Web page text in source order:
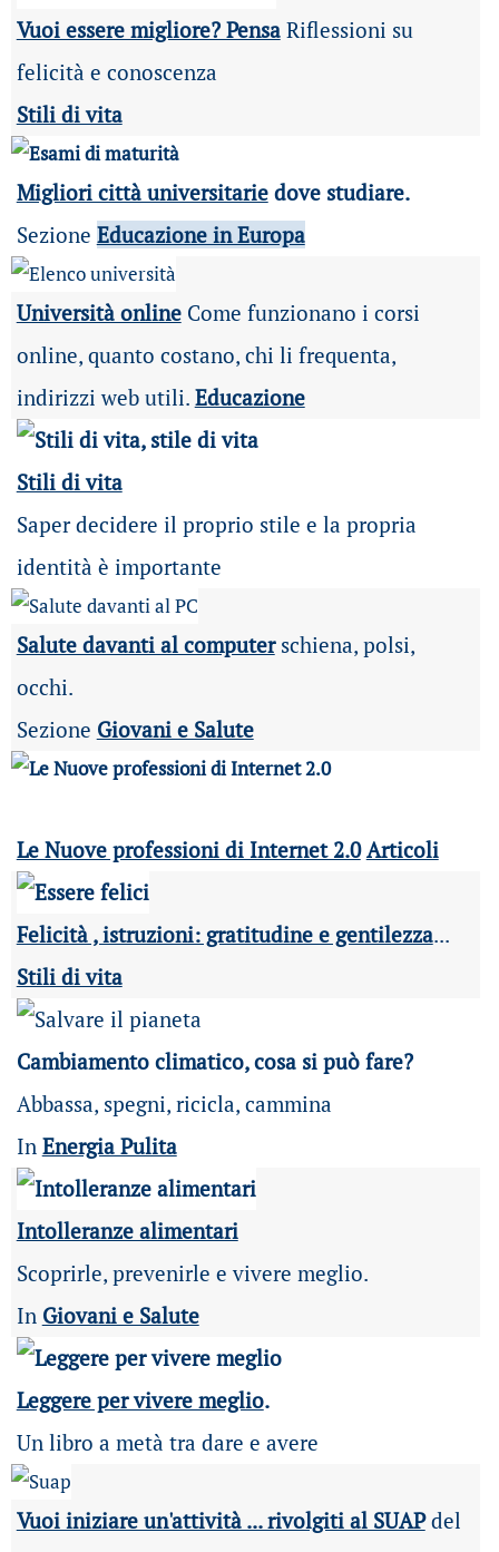
Vuoi essere migliore? PensaRiflessioni su
felicità e conoscenza
Stili di vita
Migliori città universitariedove studiare.
Sezione Educazione in Europa
Università online Come funzionano i corsi
online, quanto costano, chi li frequenta,
indirizzi web utili. Educazione
Stili di vita
Saper decidere il proprio stile e la propria
identità è importante
Salute davanti al computerschiena, polsi,
occhi.
Sezione Giovani e Salute
Le Nuove professioni di Internet 2.0 Articoli
Felicità , istruzioni: gratitudine e gentilezza...
Stili di vita
Cambiamento climatico, cosa si può fare?
Abbassa, spegni, ricicla, cammina
In Energia Pulita
Intolleranze alimentari
Scoprirle, prevenirle e vivere meglio.
In Giovani e Salute
Leggere per vivere meglio.
Un libro a metà tra dare e avere
Vuoi iniziare un'attività ... rivolgiti al SUAPdel